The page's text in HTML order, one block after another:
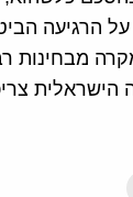
על הרגיעה